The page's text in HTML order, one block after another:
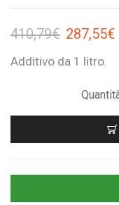
410,79€ 287,55€
Additivo da 1 litro.